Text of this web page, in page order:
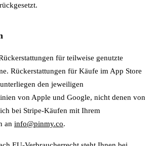
für teilweise genutzte
Rückerstattungen für Käufe im App Store
den jeweiligen
von Apple und Google, nicht denen von
bei Stripe-Käufen mit Ihrem
an info@pinmy.co.